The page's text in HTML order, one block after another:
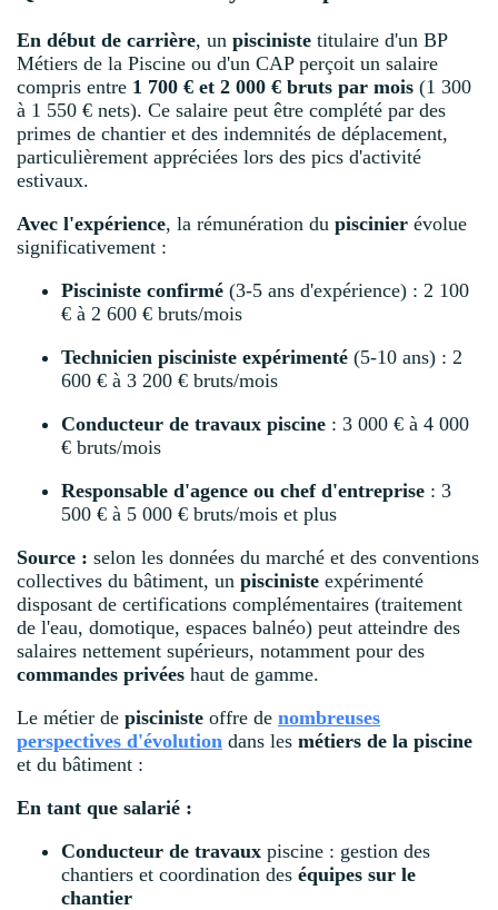
En début de carrière, un pisciniste titulaire d'un BP
Métiers de la Piscine ou d'un CAP perçoit un salaire
compris entre 1 700 € et 2 000 € bruts par mois (1 300
à 1 550 € nets). Ce salaire peut être complété par des
primes de chantier et des indemnités de déplacement,
particulièrement appréciées lors des pics d'activité
estivaux.
Avec l'expérience, la rémunération du piscinier évolue
significativement :
Pisciniste confirmé (3-5 ans d'expérience) : 2 100
€ à 2 600 € bruts/mois
Technicien pisciniste expérimenté (5-10 ans) : 2
600 € à 3 200 € bruts/mois
Conducteur de travaux piscine : 3 000 € à 4 000
€ bruts/mois
Responsable d'agence ou chef d'entreprise : 3
500 € à 5 000 € bruts/mois et plus
Source : selon les données du marché et des conventions
collectives du bâtiment, un pisciniste expérimenté
disposant de certifications complémentaires (traitement
de l'eau, domotique, espaces balnéo) peut atteindre des
salaires nettement supérieurs, notamment pour des
commandes privées haut de gamme.
Le métier de pisciniste offre de nombreuses
perspectives d'évolution dans les métiers de la piscine
et du bâtiment :
En tant que salarié :
Conducteur de travaux piscine : gestion des
chantiers et coordination des équipes sur le
chantier